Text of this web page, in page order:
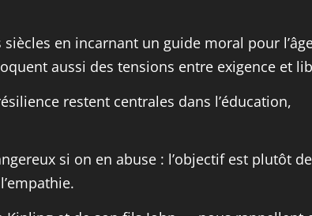
en incarnant un guide moral pour
aussi des tensions entre exigence et
restent centrales dans l’éducation,
si on en abuse : l’objectif est plutôt de